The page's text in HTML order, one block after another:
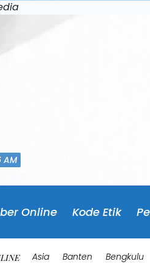
Skip
AM
Online Kode Etik
Asia Banten Bengkulu